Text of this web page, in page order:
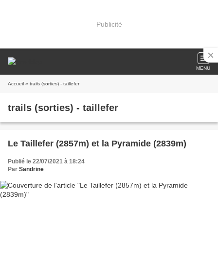
Publicité
MENU
Accueil » trails (sorties) - taillefer
trails (sorties) - taillefer
Le Taillefer (2857m) et la Pyramide (2839m)
Publié le 22/07/2021 à 18:24
Par Sandrine